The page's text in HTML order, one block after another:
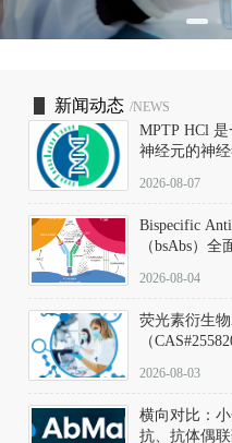
新闻动态 /NEWS
MPTP HCl
神经元的神
以盐酸盐形
体介导的神
用即为选择
部多巴胺能
拟帕金森病
2026-08-07
Bispecific
（bsAbs）
2026-08-04
荧光素衍生
（
数（Km）为
发光特性赋
力，大幅增
2026-08-03
横向对比：
抗、抗体偶